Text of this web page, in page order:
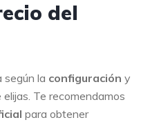
del
según la configuración y
elijas. Te recomendamos
para obtener